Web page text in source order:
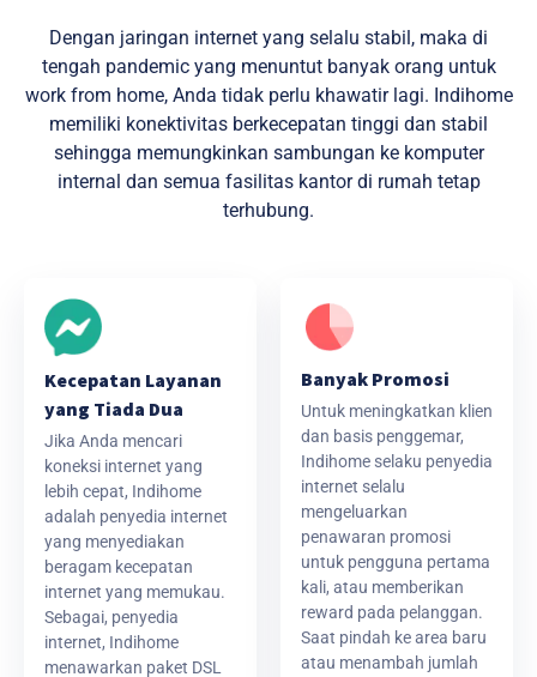
Dengan jaringan internet yang selalu stabil, maka di
tengah pandemic yang menuntut banyak orang untuk
work from home, Anda tidak perlu khawatir lagi. Indihome
memiliki konektivitas berkecepatan tinggi dan stabil
sehingga memungkinkan sambungan ke komputer
internal dan semua fasilitas kantor di rumah tetap
terhubung.
Kecepatan Layanan
yang Tiada Dua
Jika Anda mencari
koneksi internet yang
lebih cepat, Indihome
adalah penyedia internet
yang menyediakan
beragam kecepatan
internet yang memukau.
Sebagai, penyedia
internet, Indihome
menawarkan paket DSL
Banyak Promosi
Untuk meningkatkan klien
dan basis penggemar,
Indihome selaku penyedia
internet selalu
mengeluarkan
penawaran promosi
untuk pengguna pertama
kali, atau memberikan
reward pada pelanggan.
Saat pindah ke area baru
atau menambah jumlah